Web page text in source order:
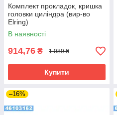
Комплект прокладок, кришка
головки циліндра (вир-во
Elring)
В наявності
914,76 ₴ 1 089 ₴
Купити
–16%